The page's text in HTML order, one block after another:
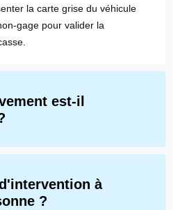
la carte grise du véhicule
gage pour valider la
est-il
à
?